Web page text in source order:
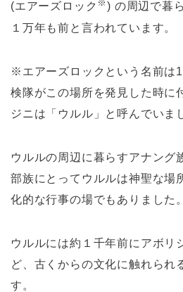
(エアーズロック ※) の周辺で暮
１万年も前と言われています。
※エアーズロックという名前は
検隊がこの場所を発見した時に
ジニは「ウルル」と呼んでいま
ウルルの周辺に暮らすアナング
部族にとってウルルは神聖な場
化的な行事の場でもありました。
ウルルには約１千年前にアボリ
ど、古くからの文化に触れられ
す。